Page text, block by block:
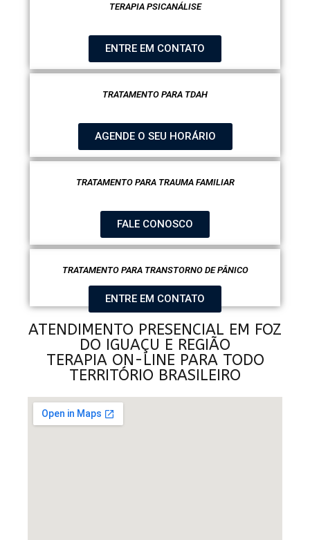
TERAPIA PSICANÁLISE
ENTRE EM CONTATO
TRATAMENTO PARA TDAH
AGENDE O SEU HORÁRIO
TRATAMENTO PARA TRAUMA FAMILIAR
FALE CONOSCO
TRATAMENTO PARA TRANSTORNO DE PÂNICO
ENTRE EM CONTATO
ATENDIMENTO PRESENCIAL EM FOZ
DO IGUAÇU E REGIÃO
TERAPIA ON-LINE PARA TODO
TERRITÓRIO BRASILEIRO